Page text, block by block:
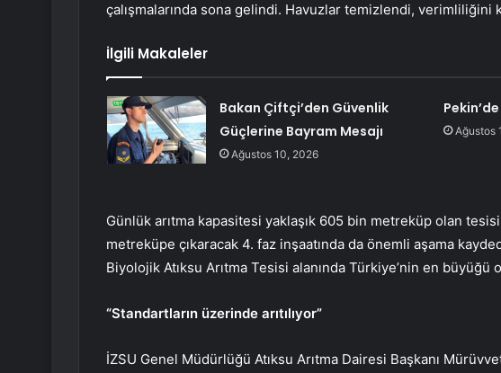
çalışmalarında sona gelindi. Havuzlar temizlendi,
İlgili Makaleler
Bakan Çiftçi’den Güvenlik
Güçlerine Bayram Mesajı
Ağustos 10, 2026
Ağustos
Günlük arıtma kapasitesi yaklaşık 605 bin metreküp olan
metreküpe çıkaracak 4. faz inşaatında da önemli aşama
Biyolojik Atıksu Arıtma Tesisi alanında Türkiye’nin en büyüğü
“Standartların üzerinde arıtılıyor”
İZSU Genel Müdürlüğü Atıksu Arıtma Dairesi Başkanı